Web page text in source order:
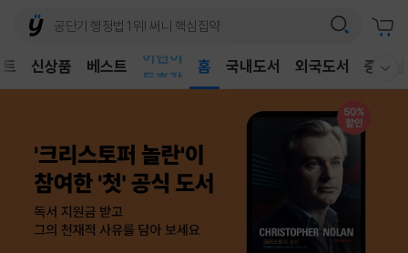
신상품 베스트
독후감
어린이
홈 국내도서 외국도서 중고샵